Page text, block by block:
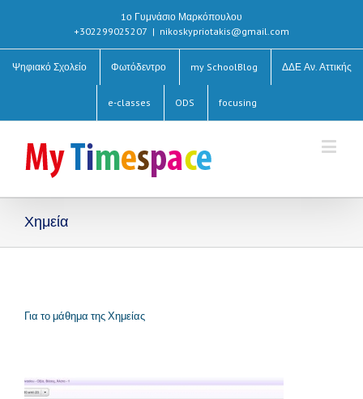
1ο Γυμνάσιο Μαρκόπουλου
+302299025207 | nikoskypriotakis@gmail.com
Ψηφιακό Σχολείο Φωτόδεντρο my SchoolBlog ΔΔΕ Αν. Αττικής
e-classes ODS focusing
Χημεία
Για το μάθημα της Χημείας